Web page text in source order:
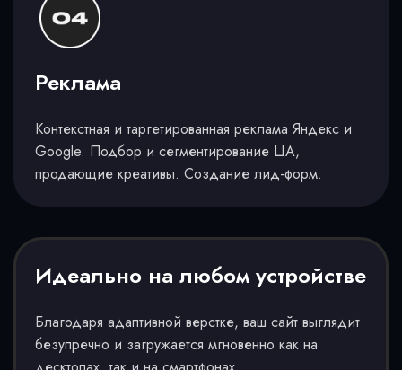
Реклама
Контекстная и таргетированная реклама Яндекс и
Google. Подбор и сегментирование ЦА,
продающие креативы. Создание лид-форм.
Идеально на любом устройстве
Благодаря адаптивной верстке, ваш сайт выглядит
безупречно и загружается мгновенно как на